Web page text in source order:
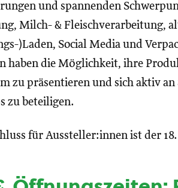
und spannenden
Milch- & Fleischverarbeitung,
)Laden, Social Media und
haben die Möglichkeit, ihre
zu präsentieren und sich aktiv
zu beteiligen.
für Aussteller:innen ist der